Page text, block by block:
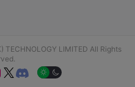
LIMITED All Rights
 